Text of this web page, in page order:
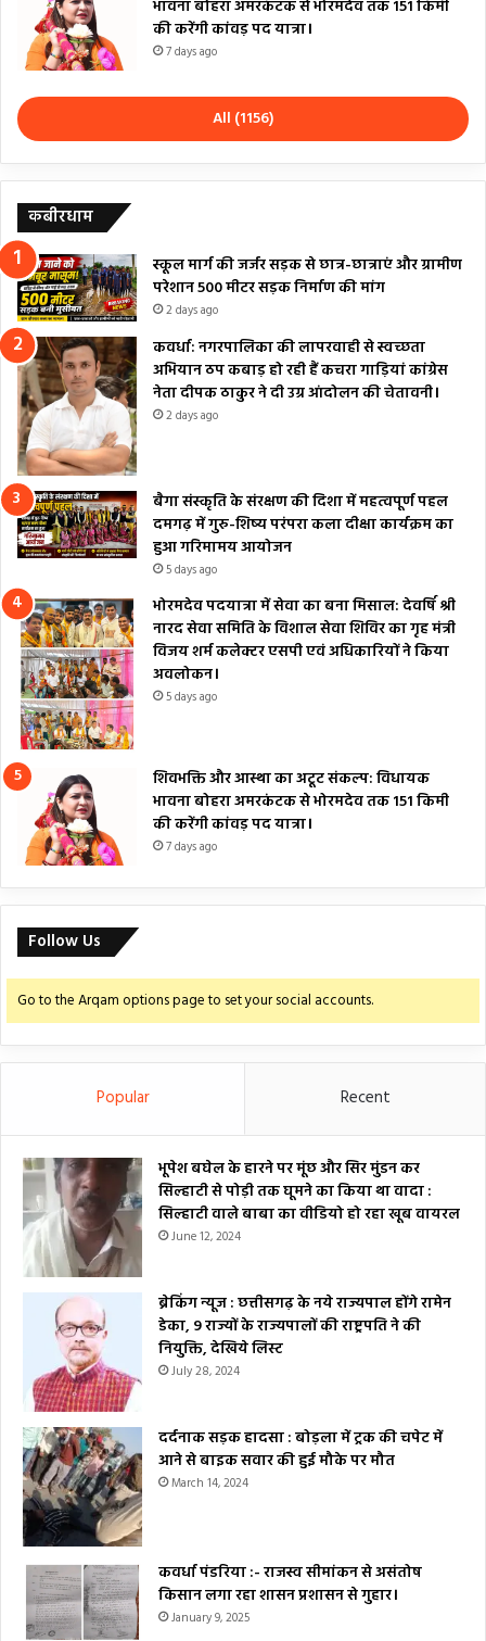
भावना बोहरा अमरकंटक से भोरमदेव तक 151 किमी
की करेंगी कांवड़ पद यात्रा।
7 days ago
All (1156)
कबीरधाम
स्कूल मार्ग की जर्जर सड़क से छात्र-छात्राएं और ग्रामीण
परेशान 500 मीटर सड़क निर्माण की मांग
2 days ago
कवर्धा: नगरपालिका की लापरवाही से स्वच्छता
अभियान ठप कबाड़ हो रही हैं कचरा गाड़ियां कांग्रेस
नेता दीपक ठाकुर ने दी उग्र आंदोलन की चेतावनी।
2 days ago
बैगा संस्कृति के संरक्षण की दिशा में महत्वपूर्ण पहल
दमगढ़ में गुरु-शिष्य परंपरा कला दीक्षा कार्यक्रम का
हुआ गरिमामय आयोजन
5 days ago
भोरमदेव पदयात्रा में सेवा का बना मिसाल: देवर्षि श्री
नारद सेवा समिति के विशाल सेवा शिविर का गृह मंत्री
विजय शर्म कलेक्टर एसपी एवं अधिकारियों ने किया
अवलोकन।
5 days ago
शिवभक्ति और आस्था का अटूट संकल्प: विधायक
भावना बोहरा अमरकंटक से भोरमदेव तक 151 किमी
की करेंगी कांवड़ पद यात्रा।
7 days ago
Follow Us
Go to the Arqam options page to set your social accounts.
Popular Recent
भूपेश बघेल के हारने पर मूंछ और सिर मुंडन कर
सिल्हाटी से पोड़ी तक घूमने का किया था वादा :
सिल्हाटी वाले बाबा का वीडियो हो रहा खूब वायरल
June 12, 2024
ब्रेकिंग न्यूज : छत्तीसगढ़ के नये राज्यपाल होंगे रामेन
डेका, 9 राज्यों के राज्यपालों की राष्ट्रपति ने की
नियुक्ति, देखिये लिस्ट
July 28, 2024
दर्दनाक सड़क हादसा : बोड़ला में ट्रक की चपेट में
आने से बाइक सवार की हुई मौके पर मौत
March 14, 2024
कवर्धा पंडरिया :- राजस्व सीमांकन से असंतोष
किसान लगा रहा शासन प्रशासन से गुहार।
January 9, 2025